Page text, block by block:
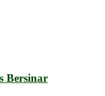
Bersinar